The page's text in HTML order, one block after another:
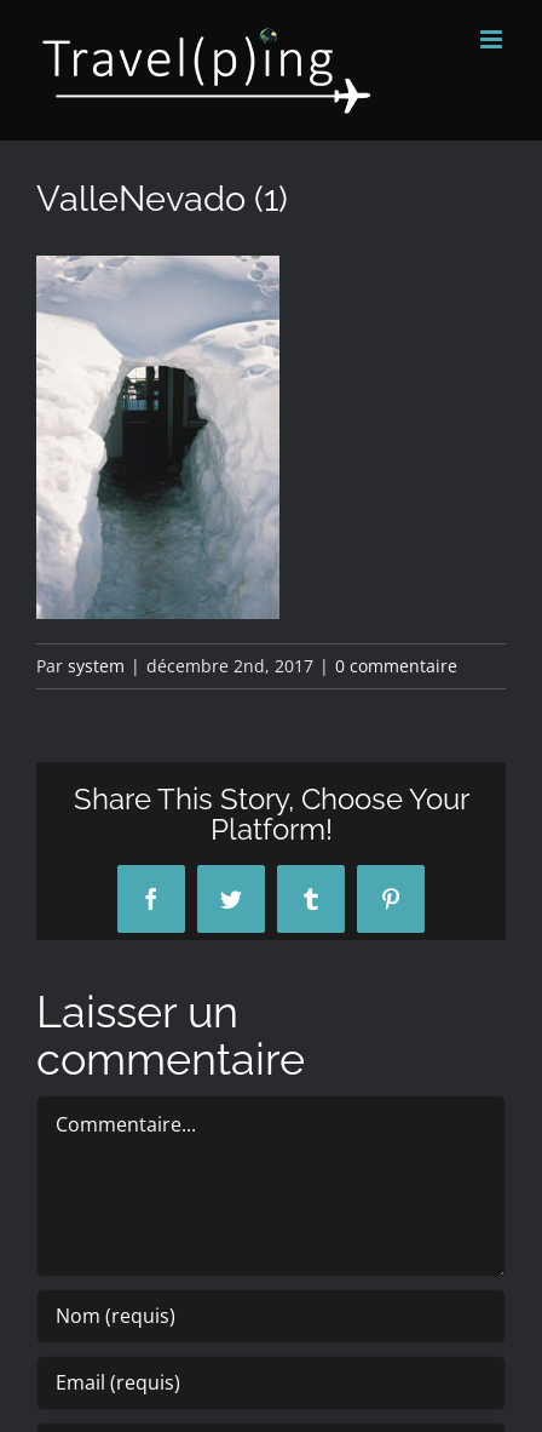
contenu
ValleNevado (1)
Par system | décembre 2nd, 2017 | 0 commentaire
Share This Story, Choose Your
Platform!
FacebookTwitter Tumblr Pinterest
Laisser un
commentaire
Commentaire